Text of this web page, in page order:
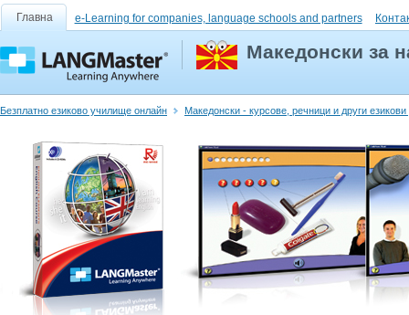
Главна e-Learning for companies, language schools and partners
Македонски за
Безплатно езиково училище онлайн Македонски - курсове, речници и други